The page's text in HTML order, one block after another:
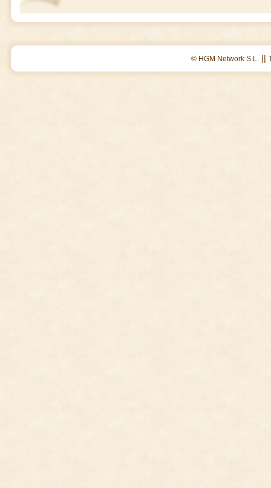
© HGM Network S.L. ||